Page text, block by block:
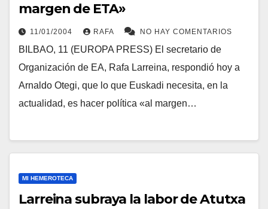
margen de ETA»
11/01/2004 RAFA NO HAY COMENTARIOS
BILBAO, 11 (EUROPA PRESS) El secretario de
Organización de EA, Rafa Larreina, respondió hoy a
Arnaldo Otegi, que lo que Euskadi necesita, en la
actualidad, es hacer polí­tica «al margen…
MI HEMEROTECA
Larreina subraya la labor de Atutxa